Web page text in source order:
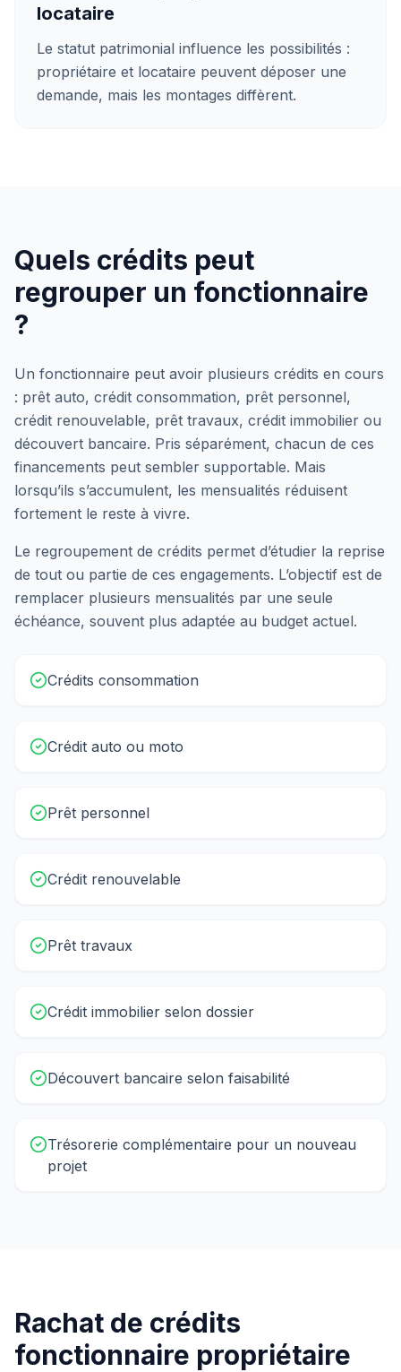
locataire
Le statut patrimonial influence les possibilités :
propriétaire et locataire peuvent déposer une
demande, mais les montages diffèrent.
Quels crédits peut
regrouper un fonctionnaire
?
Un fonctionnaire peut avoir plusieurs crédits en cours
: prêt auto, crédit consommation, prêt personnel,
crédit renouvelable, prêt travaux, crédit immobilier ou
découvert bancaire. Pris séparément, chacun de ces
financements peut sembler supportable. Mais
lorsqu’ils s’accumulent, les mensualités réduisent
fortement le reste à vivre.
Le regroupement de crédits permet d’étudier la reprise
de tout ou partie de ces engagements. L’objectif est de
remplacer plusieurs mensualités par une seule
échéance, souvent plus adaptée au budget actuel.
Crédits consommation
Crédit auto ou moto
Prêt personnel
Crédit renouvelable
Prêt travaux
Crédit immobilier selon dossier
Découvert bancaire selon faisabilité
Trésorerie complémentaire pour un nouveau
projet
Rachat de crédits
fonctionnaire propriétaire